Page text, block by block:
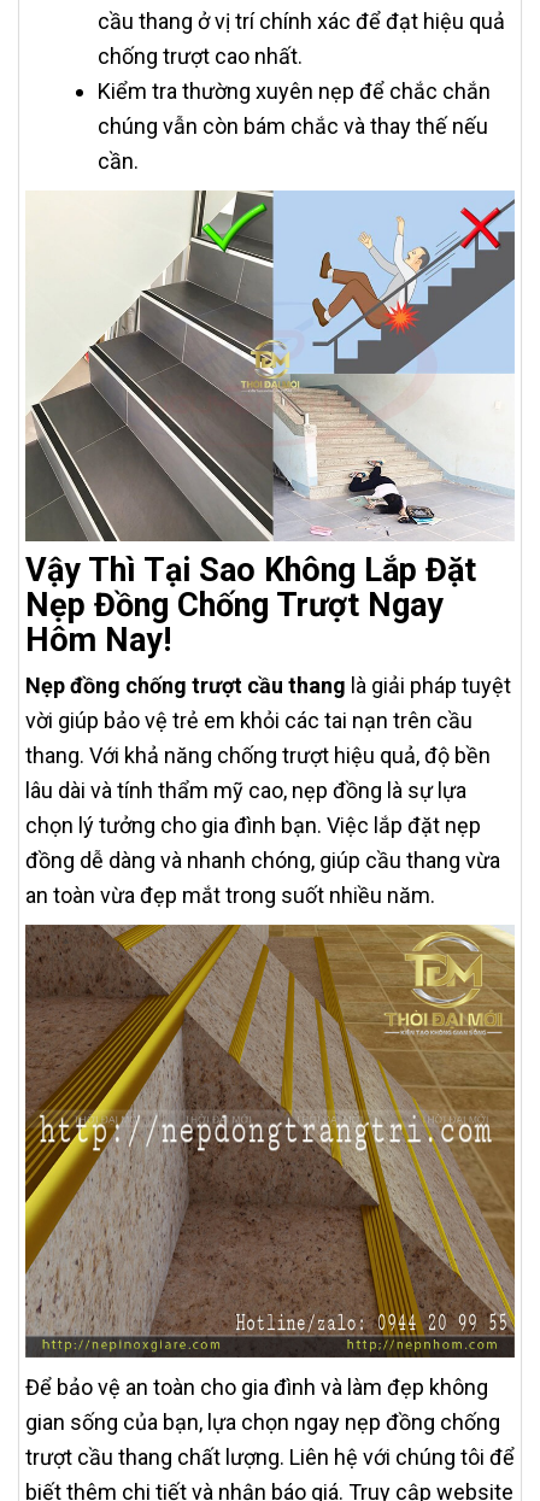
cầu thang ở vị trí chính xác để đạt hiệu quả
chống trượt cao nhất.
Kiểm tra thường xuyên nẹp để chắc chắn
chúng vẫn còn bám chắc và thay thế nếu
cần.
Vậy Thì Tại Sao Không Lắp Đặt
Nẹp Đồng Chống Trượt Ngay
Hôm Nay!
Nẹp đồng chống trượt cầu thang là giải pháp tuyệt
vời giúp bảo vệ trẻ em khỏi các tai nạn trên cầu
thang. Với khả năng chống trượt hiệu quả, độ bền
lâu dài và tính thẩm mỹ cao, nẹp đồng là sự lựa
chọn lý tưởng cho gia đình bạn. Việc lắp đặt nẹp
đồng dễ dàng và nhanh chóng, giúp cầu thang vừa
an toàn vừa đẹp mắt trong suốt nhiều năm.
Để bảo vệ an toàn cho gia đình và làm đẹp không
gian sống của bạn, lựa chọn ngay nẹp đồng chống
trượt cầu thang chất lượng. Liên hệ với chúng tôi để
biết thêm chi tiết và nhận báo giá. Truy cập website